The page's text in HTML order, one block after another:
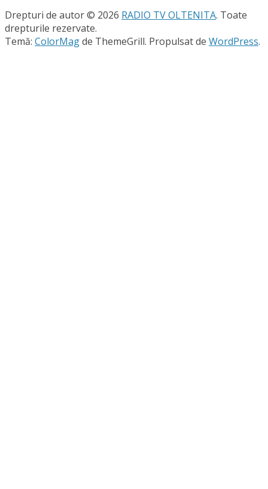
Drepturi de autor © 2026 RADIO TV OLTENITA. Toate
drepturile rezervate.
Temă: ColorMagde ThemeGrill. Propulsat de WordPress.